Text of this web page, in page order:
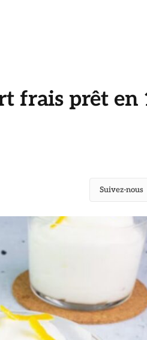
frais prêt en
Suivez-nous